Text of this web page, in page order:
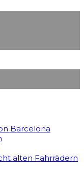
Barcelona
alten Fahrrädern